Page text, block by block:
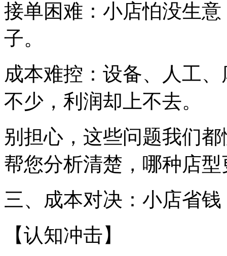
接单困难：小店怕没生
子。
成本难控：设备、人工
不少，利润却上不去。
别担心，这些问题我们
帮您分析清楚，哪种店
三、成本对决：小店省
【认知冲击】